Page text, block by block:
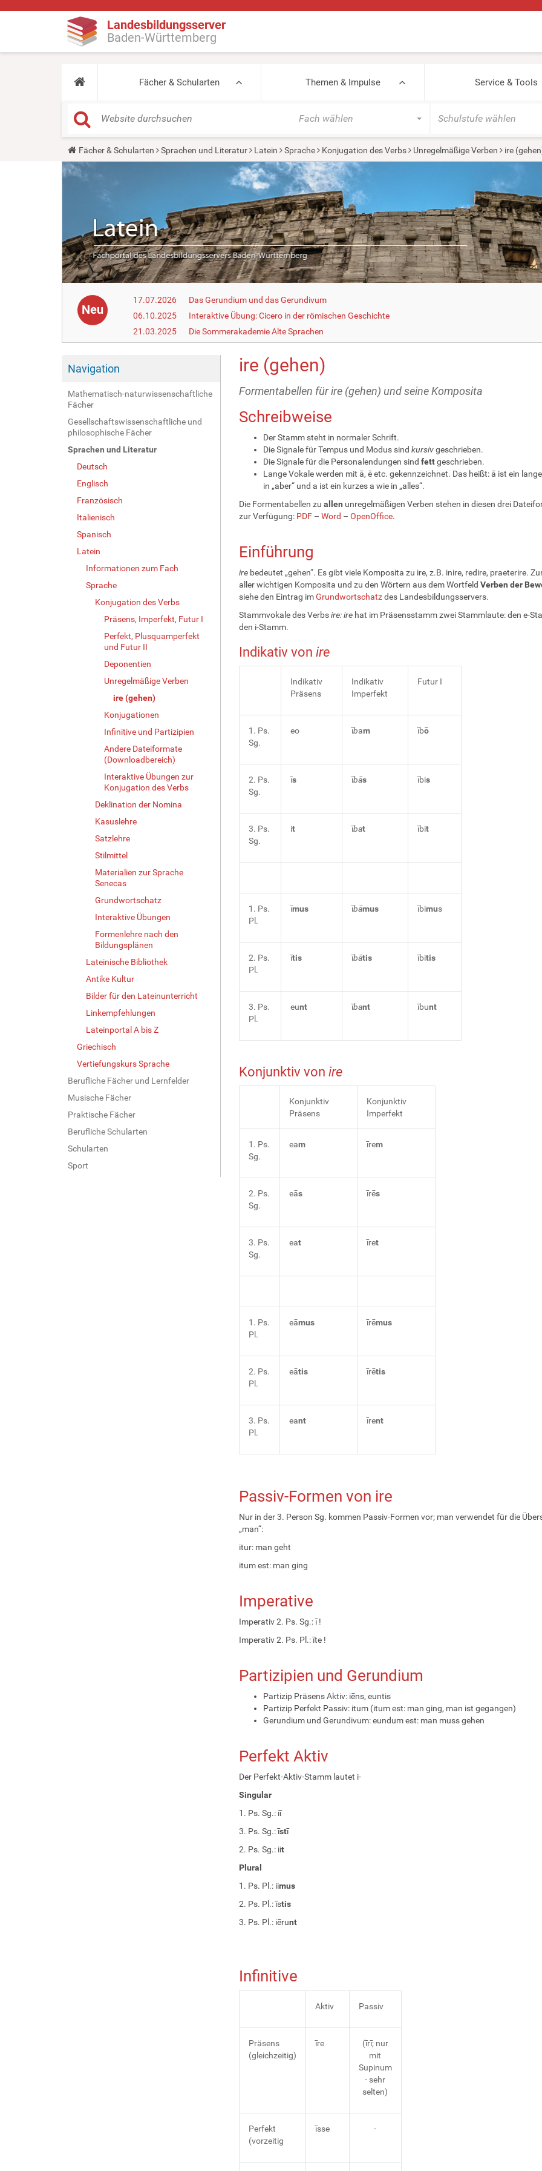
Landesbildungsserver
Baden-Württemberg
Fächer & Schularten Themen & Impulse Service & Tools
Fach wählen Schulstufe wählen
Y
o
u
a
e
:
Fächer & Schularten Sprachen und Literatur Latein Sprache Konjugation des Verbs Unregelmäßige Verben ire
Neu
17.07.2026
Das Gerundium und das Gerundivum
06.10.2025
Interaktive Übung: Cicero in der römischen Geschichte
21.03.2025
Die Sommerakademie Alte Sprachen
Navigation
Mathematisch-naturwissenschaftliche
Fächer
Gesellschaftswissenschaftliche und
philosophische Fächer
Sprachen und Literatur
Deutsch
Englisch
Französisch
Italienisch
Spanisch
Latein
Informationen zum Fach
Sprache
Konjugation des Verbs
Präsens, Imperfekt, Futur I
Perfekt, Plusquamperfekt
und Futur II
Deponentien
Unregelmäßige Verben
ire (gehen)
Konjugationen
Infinitive und Partizipien
Andere Dateiformate
(Downloadbereich)
Interaktive Übungen zur
Konjugation des Verbs
Deklination der Nomina
Kasuslehre
Satzlehre
Stilmittel
Materialien zur Sprache
Senecas
Grundwortschatz
Interaktive Übungen
Formenlehre nach den
Bildungsplänen
Lateinische Bibliothek
Antike Kultur
Bilder für den Lateinunterricht
Linkempfehlungen
Lateinportal A bis Z
Griechisch
Vertiefungskurs Sprache
Berufliche Fächer und Lernfelder
Musische Fächer
Praktische Fächer
Berufliche Schularten
Schularten
Sport
ire (gehen)
Formentabellen für ire (gehen) und seine Komposita
Schreibweise
Der Stamm steht in normaler Schrift.
Die Signale für Tempus und Modus sind kursivgeschrieben.
Die Signale für die Personalendungen sind fettgeschrieben.
Lange Vokale werden mit ā, ē etc. gekennzeichnet. Das heißt: ā ist ein
in „aber“ und a ist ein kurzes a wie in „alles“.
Die Formentabellen zu allen unregelmäßigen Verben stehen in diesen drei
zur Verfügung: PDF– Word – OpenOffice.
Einführung
irebedeutet „gehen“. Es gibt viele Komposita zu ire, z.B. inire, redire, praeterire.
aller wichtigen Komposita und zu den Wörtern aus dem Wortfeld Verben der
siehe den Eintrag imGrundwortschatzdes Landesbildungsservers.
Stammvokale des Verbsire: irehat im Präsensstamm zwei Stammlaute: den e-
den i-Stamm.
Indikativ von ire
Indikativ
Präsens
Indikativ
Imperfekt
Futur I
1. Ps.
Sg.
eo ībam ībō
2. Ps.
Sg.
īs ībās ībis
3. Ps.
Sg.
it ībat ībit
1. Ps.
Pl.
īmus ībāmus ībimus
2. Ps.
Pl.
ītis ībātis ībitis
3. Ps.
Pl.
eunt ībant ībunt
Konjunktiv von ire
Konjunktiv
Präsens
Konjunktiv
Imperfekt
1. Ps.
Sg.
eam īrem
2. Ps.
Sg.
eās īrēs
3. Ps.
Sg.
eat īret
1. Ps.
Pl.
eāmus īrēmus
2. Ps.
Pl.
eātis īrētis
3. Ps.
Pl.
eant īrent
Passiv-Formen von ire
Nur in der 3. Person Sg. kommen Passiv-Formen vor; man verwendet für die
„man“:
itur: man geht
itum est: man ging
Imperative
Imperativ 2. Ps. Sg.: ī !
Imperativ 2. Ps. Pl.: īte !
Partizipien und Gerundium
Partizip Präsens Aktiv: iēns, euntis
Partizip Perfekt Passiv: itum (itum est: man ging, man ist gegangen)
Gerundium und Gerundivum: eundum est: man muss gehen
Perfekt Aktiv
Der Perfekt-Aktiv-Stamm lautet i-
Singular
1. Ps. Sg.: iī
3. Ps. Sg.: īstī
2. Ps. Sg.: iit
Plural
1. Ps. Pl.: iimus
2. Ps. Pl.: īstis
3. Ps. Pl.: iērunt
Infinitive
Aktiv Passiv
Präsens
(gleichzeitig)
īre
(īrī; nur
mit
Supinum
- sehr
selten)
Perfekt
(vorzeitig
īsse -